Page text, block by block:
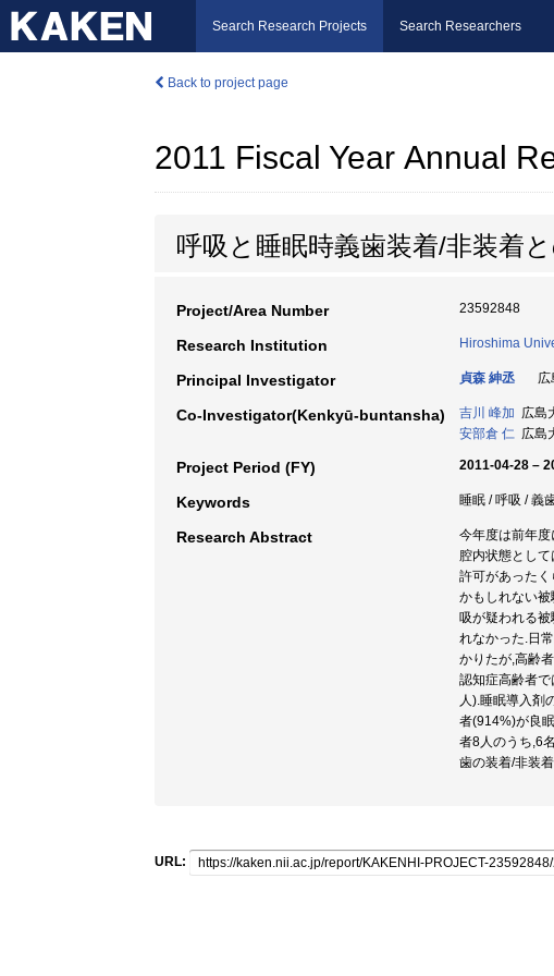
Search Research Projects Search Researchers
Back to project page
2011 Fiscal Year Annual
呼吸と睡眠時義歯装着/非装着
Project/Area Number 23592848
Research Institution Hiroshima
Principal Investigator 貞森 紳丞
Co-Investigator(Kenkyū-buntansha) 吉川 峰加 広島
安部倉 仁 広島
Project Period (FY) 2011-04-28 –
Keywords 睡眠 / 呼吸 / 義
Research Abstract
今年度は前年
腔内状態とし
許可があった
かもしれない
吸が疑われる
れなかった.日
かりたが,高齢
認知症高齢者
人).睡眠導入剤
者(914%)が良
者8人のうち,6
歯の装着/非装
URL: